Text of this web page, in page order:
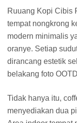
Ruuang Kopi Cibis
tempat nongkrong
modern minimalis
oranye. Setiap
dirancang estetik
belakang foto
Tidak hanya itu,
menyediakan dua